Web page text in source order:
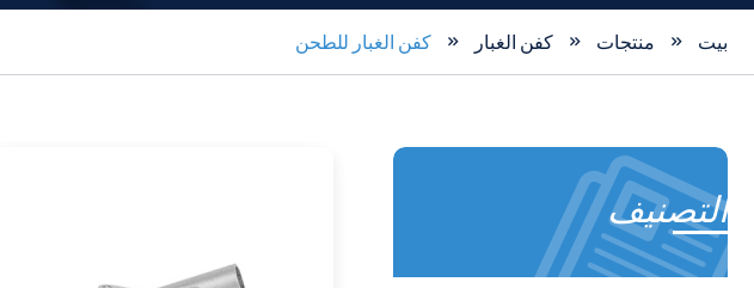
بيت  منتجات  كفن الغبار  كفن الغبار للطحن
التصنيف